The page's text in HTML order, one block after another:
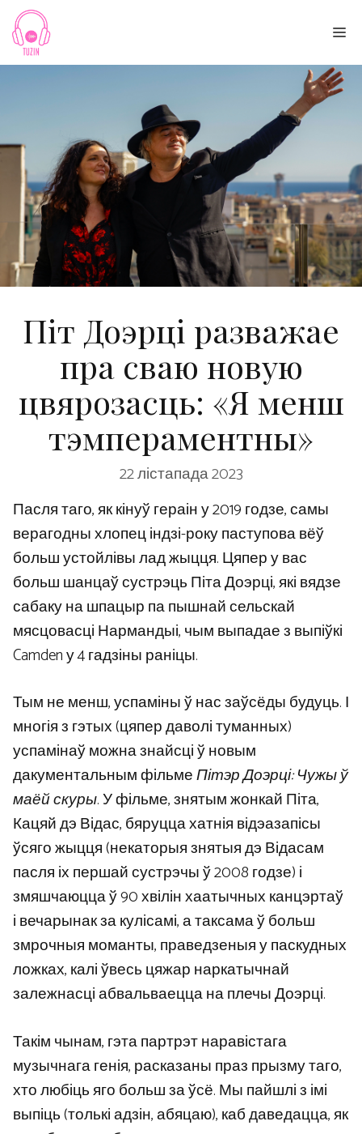
Skip
content
Піт Доэрці разважае
пра сваю новую
цвярозасць: «Я менш
тэмпераментны»
22 лістапада 2023
Пасля таго, як кінуў гераін у 2019 годзе, самы
верагодны хлопец індзі-року паступова вёў
больш устойлівы лад жыцця. Цяпер у вас
больш шанцаў сустрэць Піта Доэрці, які вядзе
сабаку на шпацыр па пышнай сельскай
мясцовасці Нармандыі, чым выпадае з выпіўкі
Camden у 4 гадзіны раніцы.
Тым не менш, успаміны ў нас заўсёды будуць. І
многія з гэтых (цяпер даволі туманных)
успамінаў можна знайсці ў новым
дакументальным фільмеПітэр Доэрці: Чужы ў
маёй скуры. У фільме, знятым жонкай Піта,
Кацяй дэ Відас, бяруцца хатнія відэазапісы
ўсяго жыцця (некаторыя знятыя дэ Відасам
пасля іх першай сустрэчы ў 2008 годзе) і
змяшчаюцца ў 90 хвілін хаатычных канцэртаў
і вечарынак за кулісамі, а таксама ў больш
змрочныя моманты, праведзеныя у паскудных
ложках, калі ўвесь цяжар наркатычнай
залежнасці абвальваецца на плечы Доэрці.
Такім чынам, гэта партрэт наравістага
музычнага генія, расказаны праз прызму таго,
хто любіць яго больш за ўсё. Мы пайшлі з імі
выпіць (толькі адзін, абяцаю), каб даведацца, як